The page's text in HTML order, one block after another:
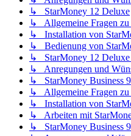
↳ StarMoney 12 Deluxe
↳ Allgemeine Fragen zu
↳ Installation von
↳ Bedienung von
↳ StarMoney 12 Deluxe
↳ Anregungen und
↳ StarMoney Business 9
↳ Allgemeine Fragen zu
↳ Installation von
↳ Arbeiten mit
↳ StarMoney Business